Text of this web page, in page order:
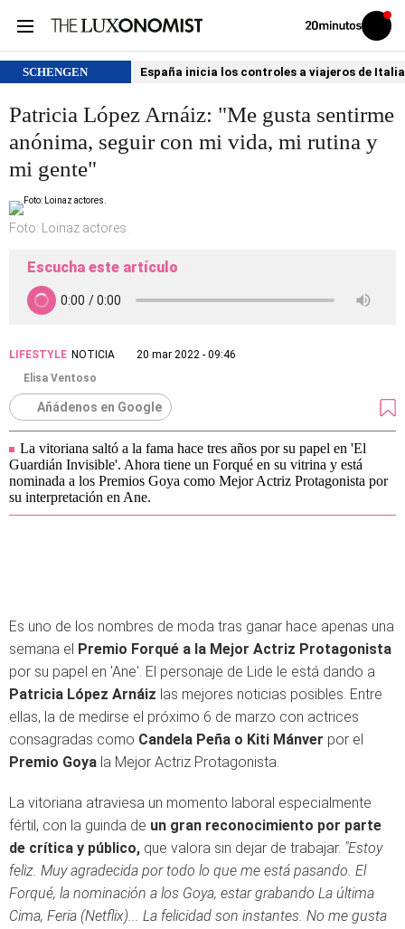
Volver
Iniciar
sesión
SCHENGEN España inicia los controles a viajeros de
Patricia López Arnáiz: "Me gusta sentirme
anónima, seguir con mi vida, mi rutina y
mi gente"
Foto: Loinaz actores.
Escucha este artículo
LIFESTYLE NOTICIA
20 mar 2022 - 09:46
Elisa Ventoso
Añádenos en Google
La vitoriana saltó a la fama hace tres años por su papel en 'El
Guardián Invisible'. Ahora tiene un Forqué en su vitrina y está
nominada a los Premios Goya como Mejor Actriz Protagonista por
su interpretación en Ane.
Es uno de los nombres de moda tras ganar hace apenas una
semana el Premio Forqué a la Mejor Actriz Protagonista
por su papel en 'Ane'. El personaje de Lide le está dando a
Patricia López Arnáiz las mejores noticias posibles. Entre
ellas, la de medirse el próximo 6 de marzo con actrices
consagradas como Candela Peña o Kiti Mánver por el
Premio Goya la Mejor Actriz Protagonista.
La vitoriana atraviesa un momento laboral especialmente
fértil, con la guinda de un gran reconocimiento por parte
de crítica y público, que valora sin dejar de trabajar. "Estoy
feliz. Muy agradecida por todo lo que me está pasando. El
Forqué, la nominación a los Goya, estar grabando La última
Cima, Feria (Netflix)... La felicidad son instantes. No me gusta